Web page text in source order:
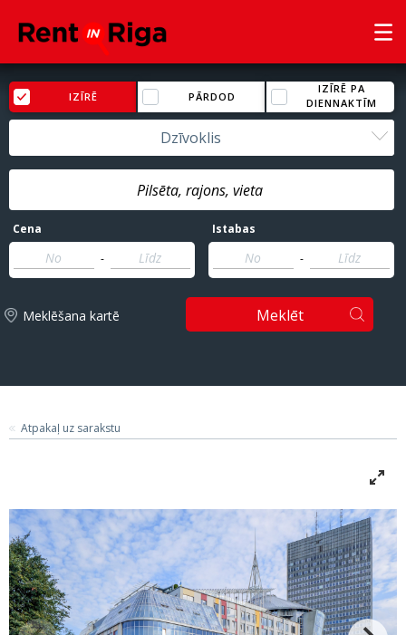
IZĪRĒ PĀRDOD
IZĪRĒ PA
DIENNAKTĪM
Dzīvoklis
Cena
-
Istabas
-
Meklēšana kartē Meklēt
Atpakaļ uz sarakstu